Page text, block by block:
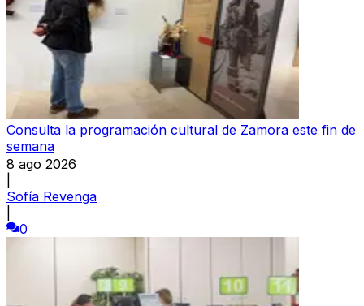
Consulta la programación cultural de Zamora este fin de
semana
8 ago 2026
Sofía Revenga
0